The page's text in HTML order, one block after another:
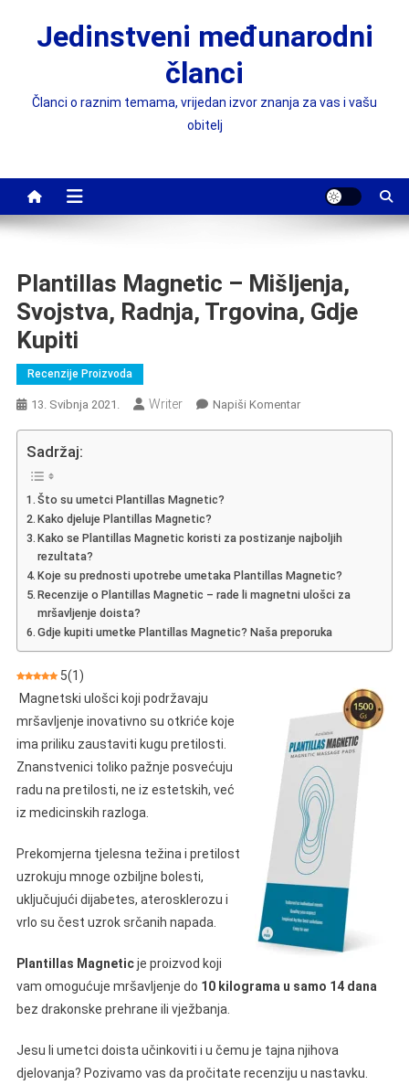
Jedinstveni međunarodni
članci
Članci o raznim temama, vrijedan izvor znanja za vas i vašu
obitelj
Plantillas Magnetic – Mišljenja,
Svojstva, Radnja, Trgovina, Gdje
Kupiti
Recenzije Proizvoda
13. Svibnja 2021. Writer Napiši KomentarOn
Radnja,
Gdje
Kupiti
Sadržaj:
Što su umetci Plantillas Magnetic?
Kako djeluje Plantillas Magnetic?
Kako se Plantillas Magnetic koristi za postizanje najboljih
rezultata?
Koje su prednosti upotrebe umetaka Plantillas Magnetic?
Recenzije o Plantillas Magnetic – rade li magnetni ulošci za
mršavljenje doista?
Gdje kupiti umetke Plantillas Magnetic? Naša preporuka
5(1 )
Magnetski ulošci koji podržavaju
mršavljenje inovativno su otkriće koje
ima priliku zaustaviti kugu pretilosti.
Znanstvenici toliko pažnje posvećuju
radu na pretilosti, ne iz estetskih, već
iz medicinskih razloga.
Prekomjerna tjelesna težina i pretilost
uzrokuju mnoge ozbiljne bolesti,
uključujući dijabetes, aterosklerozu i
vrlo su čest uzrok srčanih napada.
Plantillas Magneticje proizvod koji
vam omogućuje mršavljenje do 10 kilograma u samo 14 dana
bez drakonske prehrane ili vježbanja.
Jesu li umetci doista učinkoviti i u čemu je tajna njihova
djelovanja? Pozivamo vas da pročitate recenziju u nastavku.